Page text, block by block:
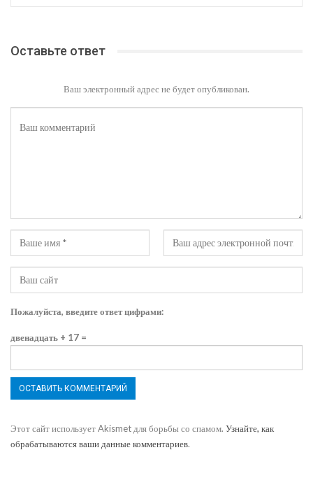
Оставьте ответ
Ваш электронный адрес не будет опубликован.
Пожалуйста, введите ответ цифрами:
двенадцать + 17 =
Этот сайт использует Akismet для борьбы со спамом. Узнайте, как
обрабатываются ваши данные комментариев.